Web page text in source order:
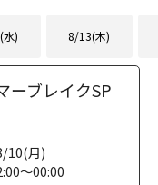
) 8/13(木)
ーブレイクSP
10(月)
～00:00